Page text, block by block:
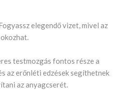
elegendő vizet, mivel az
testmozgás fontos része a
az erőnléti edzések segíthetnek
az anyagcserét.